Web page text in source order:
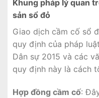
Khung pháp lý quan
sản sổ đỏ
Giao dịch cầm cố sổ
quy định của pháp
Dân sự 2015 và các
quy định này là cách
Hợp đồng cầm cố: